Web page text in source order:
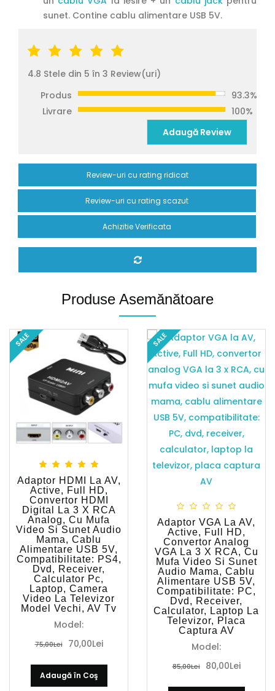
sunet. Contine cablu alimentare USB 5V.
4.8 Stele din 5 în 3 Review(uri)
Produs
93.3%
Livrare
100%
Adaugă Review
Review-uri cu rating ridicat
Review-uri cu rating scazut
Achizitie Verificata
Produse Asemănătoare
SALE
Adaptor HDMI La AV,
Active, Full HD,
Convertor HDMI
Digital La 3 X RCA
Analog, Cu Mufa
Video Si Sunet Audio
Mama, Cablu
Alimentare USB 5V,
Compatibilitate: PS4,
Dvd, Receiver,
Calculator Pc,
Laptop, Camera
Video La Televizor
Model Vechi, AV Tv
Model:
75,00Lei 70,00Lei
Adaugă în Coş
SALE
Adaptor VGA La AV,
Active, Full HD,
Convertor Analog
VGA La 3 X RCA, Cu
Mufa Video Si Sunet
Audio Mama, Cablu
Alimentare USB 5V,
Compatibilitate: PC,
Dvd, Receiver,
Calculator, Laptop La
Televizor, Placa
Captura AV
Model:
85,00Lei 80,00Lei